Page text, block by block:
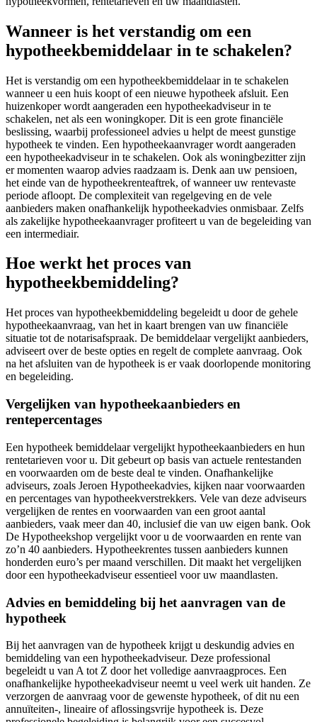
Wanneer is het verstandig om een
hypotheekbemiddelaar in te schakelen?
Het is verstandig om een hypotheekbemiddelaar in te schakelen
wanneer u een huis koopt of een nieuwe hypotheek afsluit. Een
huizenkoper wordt aangeraden een hypotheekadviseur in te
schakelen, net als een woningkoper. Dit is een grote financiële
beslissing, waarbij professioneel advies u helpt de meest gunstige
hypotheek te vinden. Een hypotheekaanvrager wordt aangeraden
een hypotheekadviseur in te schakelen. Ook als woningbezitter zijn
er momenten waarop advies raadzaam is. Denk aan uw pensioen,
het einde van de hypotheekrenteaftrek, of wanneer uw rentevaste
periode afloopt. De complexiteit van regelgeving en de vele
aanbieders maken onafhankelijk hypotheekadvies onmisbaar. Zelfs
als zakelijke hypotheekaanvrager profiteert u van de begeleiding van
een intermediair.
Hoe werkt het proces van
hypotheekbemiddeling?
Het proces van hypotheekbemiddeling begeleidt u door de gehele
hypotheekaanvraag, van het in kaart brengen van uw financiële
situatie tot de notarisafspraak. De bemiddelaar vergelijkt aanbieders,
adviseert over de beste opties en regelt de complete aanvraag. Ook
na het afsluiten van de hypotheek is er vaak doorlopende monitoring
en begeleiding.
Vergelijken van hypotheekaanbieders en
rentepercentages
Een hypotheek bemiddelaar vergelijkt hypotheekaanbieders en hun
rentetarieven voor u. Dit gebeurt op basis van actuele rentestanden
en voorwaarden om de beste deal te vinden. Onafhankelijke
adviseurs, zoals Jeroen Hypotheekadvies, kijken naar voorwaarden
en percentages van hypotheekverstrekkers. Vele van deze adviseurs
vergelijken de rentes en voorwaarden van een groot aantal
aanbieders, vaak meer dan 40, inclusief die van uw eigen bank. Ook
De Hypotheekshop vergelijkt voor u de voorwaarden en rente van
zo’n 40 aanbieders. Hypotheekrentes tussen aanbieders kunnen
honderden euro’s per maand verschillen. Dit maakt het vergelijken
door een hypotheekadviseur essentieel voor uw maandlasten.
Advies en bemiddeling bij het aanvragen van de
hypotheek
Bij het aanvragen van de hypotheek krijgt u deskundig advies en
bemiddeling van een hypotheekadviseur. Deze professional
begeleidt u van A tot Z door het volledige aanvraagproces. Een
onafhankelijke hypotheekadviseur neemt u veel werk uit handen. Ze
verzorgen de aanvraag voor de gewenste hypotheek, of dit nu een
annuïteiten-, lineaire of aflossingsvrije hypotheek is. Deze